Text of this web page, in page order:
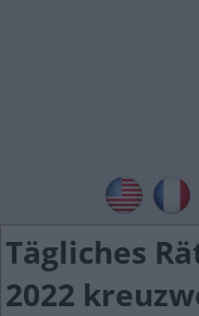
Tägliches
2022